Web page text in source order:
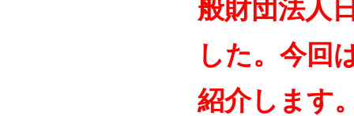
般財団法人
した。今回
紹介します